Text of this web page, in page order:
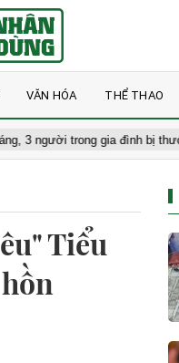
VĂN HÓA THỂ THAO
trong gia đình bị thương nặng
Tiểu